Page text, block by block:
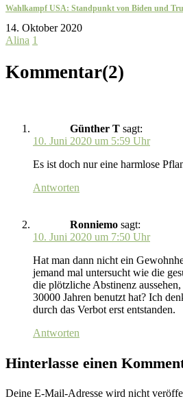
Wahlkampf USA: Standpunkt von Biden und
14. Oktober 2020
Alina 1
Kommentar(2)
Günther T sagt:
10. Juni 2020 um 5:59 Uhr
Es ist doch nur eine harmlose
Antworten
Ronniemo sagt:
10. Juni 2020 um 7:50 Uhr
Hat man dann nicht ein
jemand mal untersucht wie die
die plötzliche Abstinenz
30000 Jahren benutzt hat? Ich
durch das Verbot erst entstanden.
Antworten
Hinterlasse einen
Deine E-Mail-Adresse wird nicht